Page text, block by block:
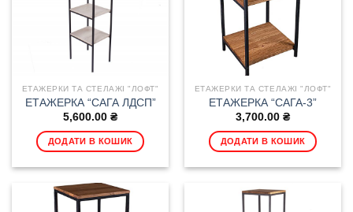
ЕТАЖЕРКИ ТА СТЕЛАЖІ "ЛОФТ"
ЕТАЖЕРКА “САГА ЛДСП”
5,600.00 ₴
ДОДАТИ В КОШИК
ЕТАЖЕРКИ ТА СТЕЛАЖІ "ЛОФТ"
ЕТАЖЕРКА “САГА-3”
3,700.00 ₴
ДОДАТИ В КОШИК